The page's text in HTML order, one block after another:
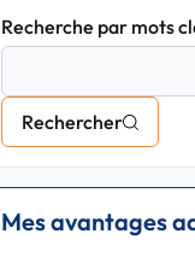
Recherche par mots
Rechercher
Mes avantages